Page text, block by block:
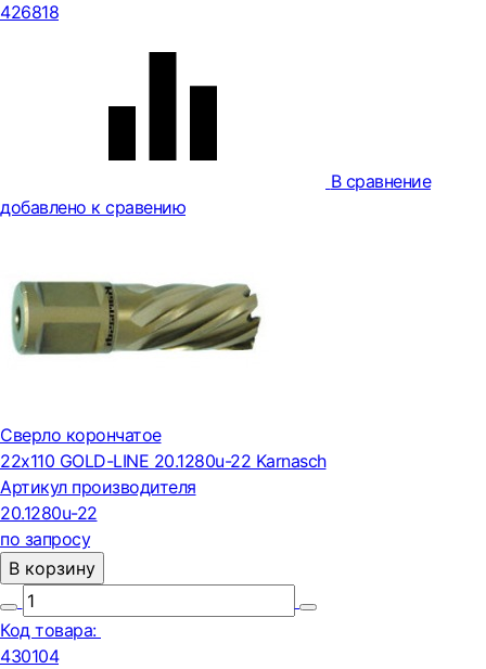
426818
В сравнение
добавлено к сравению
Сверло корончатое
22х110 GOLD-LINE 20.1280u-22 Karnasch
Артикул производителя
20.1280u-22
по запросу
В корзину
Код товара:
430104